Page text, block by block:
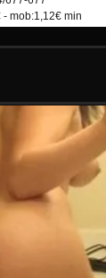
- mob:1,12€ min